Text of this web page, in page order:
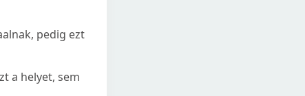
pedig ezt
a helyet, sem